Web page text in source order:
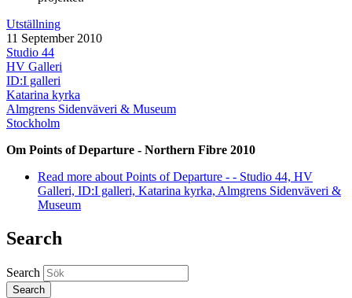
Utställning
11 September 2010
Studio 44
HV Galleri
ID:I galleri
Katarina kyrka
Almgrens Sidenväveri & Museum
Stockholm
Om Points of Departure - Northern Fibre 2010
Read more about Points of Departure - - Studio 44, HV
Galleri, ID:I galleri, Katarina kyrka, Almgrens Sidenväveri &
Museum
Search
Search